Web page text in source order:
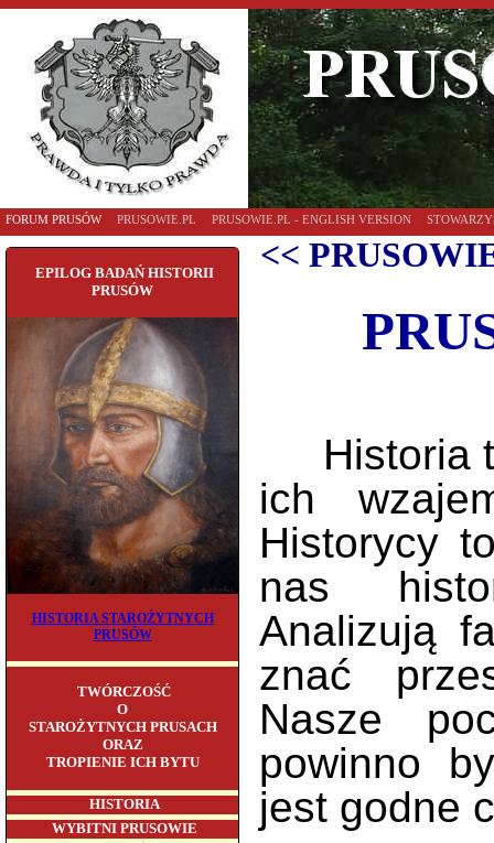
FORUM PRUSÓW PRUSOWIE.PL PRUSOWIE.PL - ENGLISH VERSION
EPILOG BADAŃ HISTORII
PRUSÓW
HISTORIA STAROŻYTNYCH
PRUSÓW
TWÓRCZOŚĆ
O
STAROŻYTNYCH PRUSACH
ORAZ
TROPIENIE ICH BYTU
HISTORIA
WYBITNI PRUSOWIE
<<
Historia
ich
Historycy
nas
Analizują
znać
Nasze
powinno
jest godne